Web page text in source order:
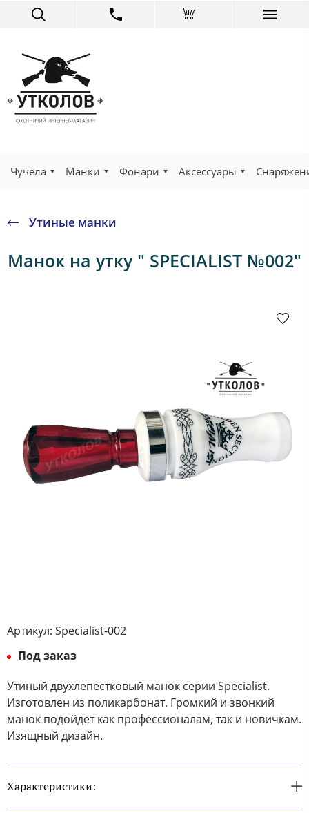
Чучела Манки Фонари Аксессуары
Утиные манки
Манок на утку " SPECIALIST №002"
Артикул: Specialist-002
Под заказ
Утиный двухлепестковый манок серии Specialist.
Изготовлен из поликарбонат. Громкий и звонкий
манок подойдет как профессионалам, так и новичкам.
Изящный дизайн.
Характеристики: